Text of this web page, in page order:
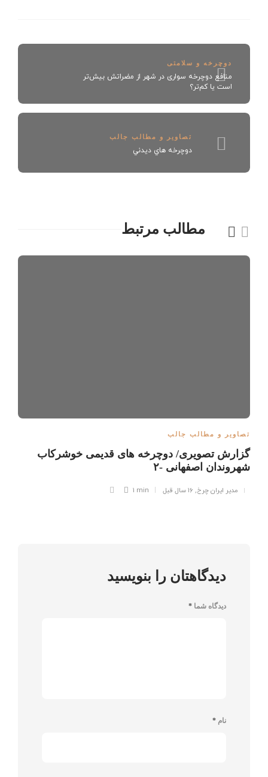
دوچرخه و سلامتی
منافع دوچرخه سواری در شهر از مضراتش بیش‌تر
است یا کم‌تر؟
تصاویر و مطالب جالب
دوچرخه هاي ديدني
مطالب مرتبط
تصاویر و مطالب جالب
گزارش تصویری/ دوچرخه های قدیمی خوشرکاب
شهروندان اصفهانی -۲
مدیر ایران چرخ, ۱۶ سال قبل 1 min
دیدگاهتان را بنویسید
دیدگاه شما *
نام *